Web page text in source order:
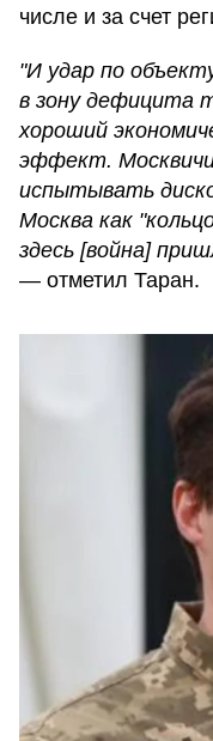
числе и за счет
"И удар по
в зону дефицита
хороший
эффект.
испытывать
Москва как
здесь [война]
— отметил Таран.